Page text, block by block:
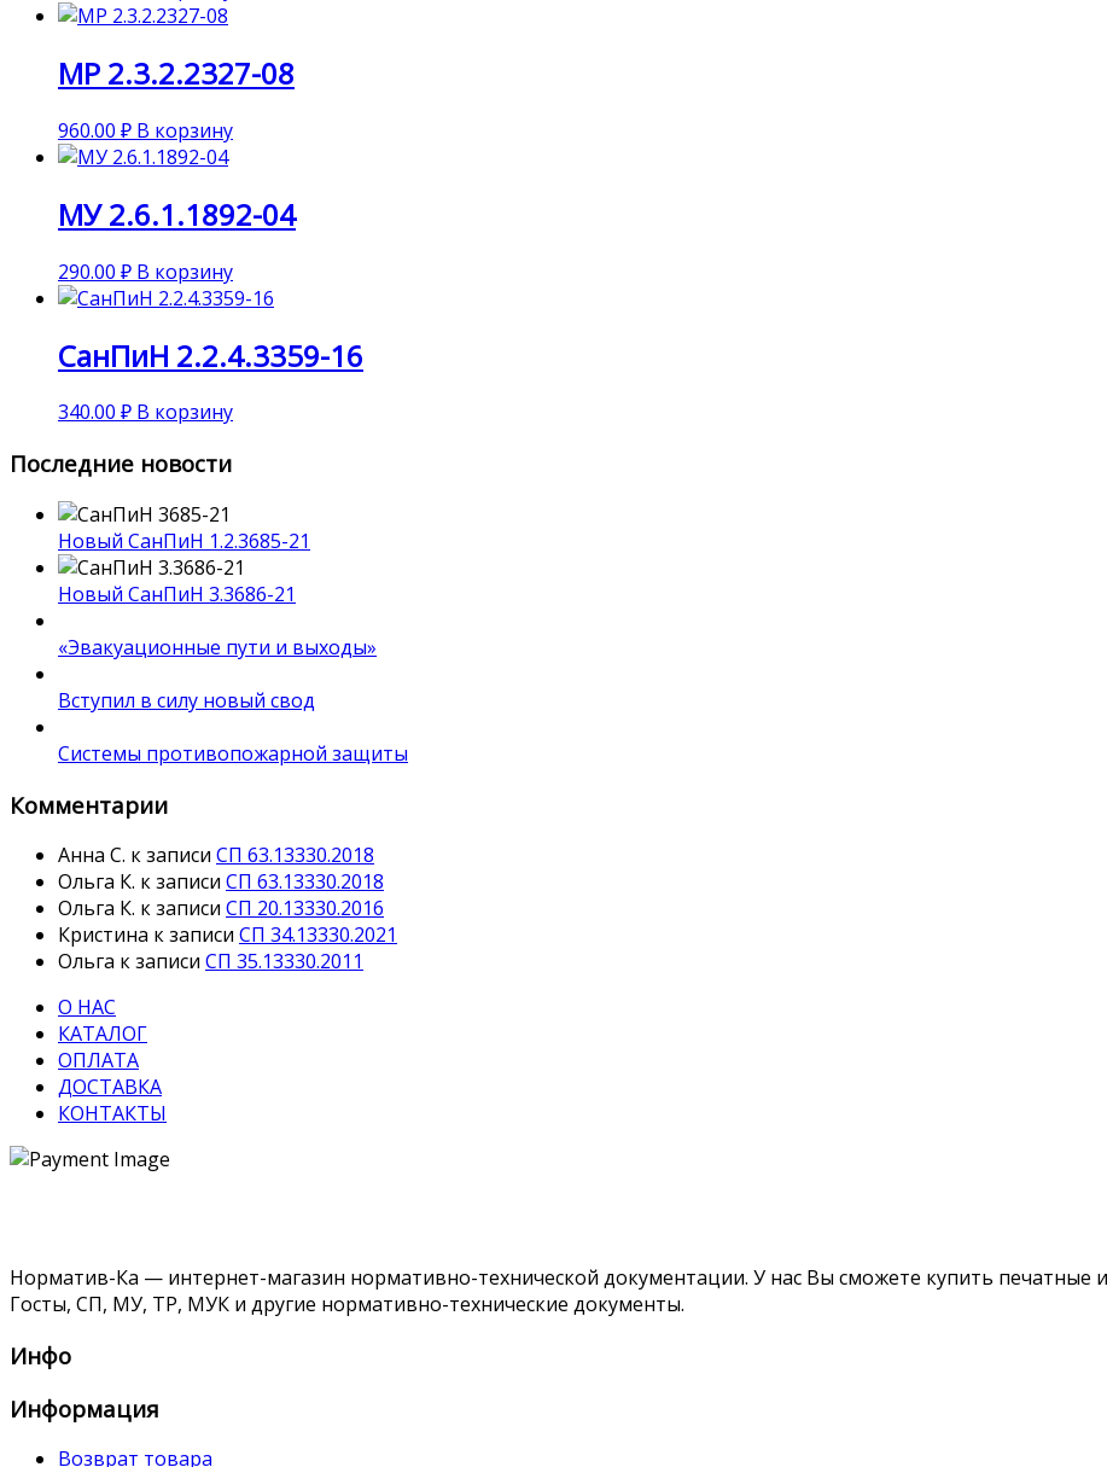
МР 2.3.2.2327-08
960.00 ₽ В корзину
МУ 2.6.1.1892-04
290.00 ₽ В корзину
СанПиН 2.2.4.3359-16
340.00 ₽ В корзину
Последние новости
Новый СанПиН 1.2.3685-21
Новый СанПиН 3.3686-21
«Эвакуационные пути и выходы»
Вступил в силу новый свод
Системы противопожарной защиты
Комментарии
Анна С. к записи СП 63.13330.2018
Ольга К. к записи СП 63.13330.2018
Ольга К. к записи СП 20.13330.2016
Кристина к записи СП 34.13330.2021
Ольга к записи СП 35.13330.2011
О НАС
КАТАЛОГ
ОПЛАТА
ДОСТАВКА
КОНТАКТЫ
Норматив-Ка — интернет-магазин нормативно-технической документации. У нас Вы сможете купить
Госты, СП, МУ, ТР, МУК и другие нормативно-технические документы.
Инфо
Информация
Возврат товара